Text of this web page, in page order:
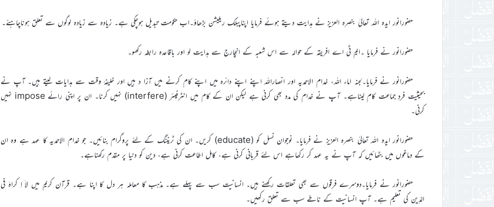
حضورانور ایدہ اللہ تعالیٰ بنصرہ العزیز نے ہدایت دیتے ہوئے فرمایا اپناپبلک ریلیشن بڑھاؤ۔اب حکومت تبدیل ہوچکی ہے۔ زیادہ سے زیادہ لوگوں سے تعلق ہوناچاہئے۔
حضورانور نے فرمایا ۔ایم ٹی اے افریقہ کے حوالہ سے اس شعبہ کے انچارج سے ہدایت لو اور باقاعدہ رابطہ رکھو۔
حضورانور نے فرمایا۔لجنہ اماء اللہ، خدام الاحمدیہ اور انصاراللہ اپنے اپنے دائرہ میں اپنے کام کرنے میں آزا د ہیں اور خلیفۂ وقت سے ہدایات لیتے ہیں۔ آپ نے
بحیثیت فردِ جماعت کام لیناہے۔ آپ نے خدام کی مدد بھی کرنی ہے لیکن ان کے کام میں انٹرفیئر (interfere) نہیں کرنا۔ ان پر اپنی رائے impose نہیں
کرنی۔
حضورانور ایدہ اللہ تعالیٰ بنصرہ العزیز نے فرمایا۔ نوجوان نسل کو (educate) کریں۔ ان کی ٹریننگ کے لئے پروگرام بنائیں۔ جو خدام الاحمدیہ کا عہد ہے وہ ان
کے دماغوں میں بٹھائیں کہ آپ نے یہ عہد کر رکھاہے اس لئے قربانی کرنی ہے، کامل اطاعت کرنی ہے، دین کو دنیا پر مقدم رکھناہے۔
حضورانور نے فرمایا۔دوسرے فرقوں سے بھی تعلقات رکھنے ہیں۔ انسانیت سب سے پہلے ہے۔ مذہب کا معاملہ ہر دل کا اپنا ہے۔ قرآن کریم میں لاَ اِ کراہَ فی
الدِّین کی تعلیم ہے۔ آپ انسانیت کے ناطے سب سے تعلق رکھیں۔